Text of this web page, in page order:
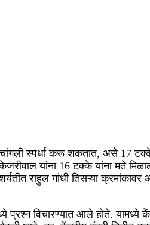
चांगली स्पर्धा करू शकतात, असे 17
यांना 16 टक्के यांना मते
राहुल गांधी तिसऱ्या क्रमांकावर
प्रश्न विचारण्यात आले होते.